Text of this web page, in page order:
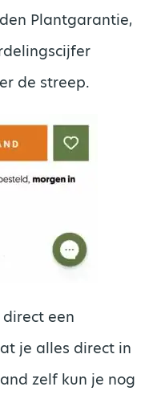
Plantgarantie,
de streep.
een
je alles direct in
zelf kun je nog